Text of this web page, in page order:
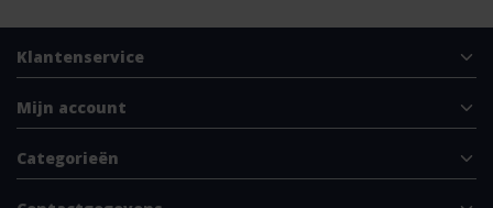
Klantenservice
Mijn account
Categorieën